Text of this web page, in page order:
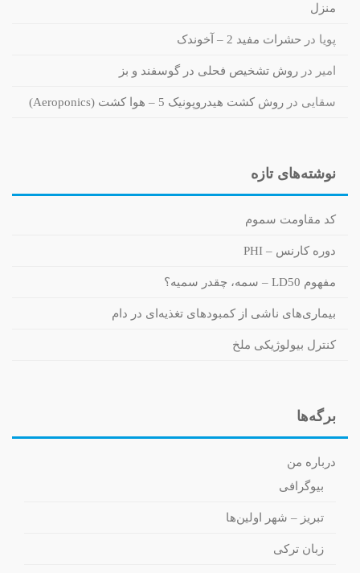
منزل
پویا در حشرات مفید 2 – آخوندک
امیر در روش تشخیص فحلی در گوسفند و بز
سقایی در روش کشت هیدروپونیک 5 – هوا کشت (Aeroponics)
نوشته‌های تازه
کد مقاومت سموم
دوره کارنس – PHI
مفهوم LD50 – سمه، چقدر سمیه؟
بیماری‌های ناشی از کمبودهای تغذیه‌ای در دام
کنترل بیولوژیکی ملخ
برگه‌ها
درباره من
بیوگرافی
تبریز – شهر اولین‌ها
زبان ترکی